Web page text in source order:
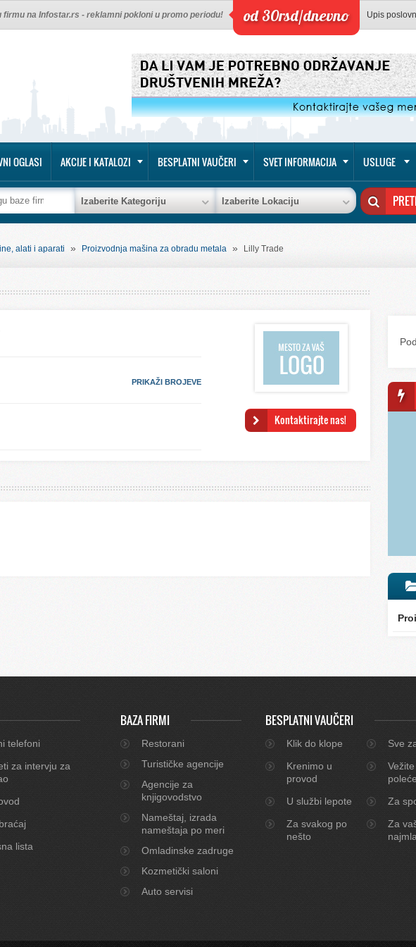
Upis
od 30rsd/dnevno
firmu na Infostar.rs - reklamni pokloni u promo periodu!
OGLASI AKCIJE I KATALOZI BESPLATNI VAUČERI SVET INFORMACIJA USLUGE
Izaberite Kategoriju Izaberite Lokaciju
alati i aparati » Proizvodnja mašina za obradu metala » Lilly Trade
Kontaktirajte nas!
PRIKAŽI BROJEVE
telefoni
za intervju za
lista
BAZA FIRMI
Restorani
Turističke agencije
Agencije za
knjigovodstvo
Nameštaj, izrada
nameštaja po meri
Omladinske zadruge
Kozmetički saloni
Auto servisi
BESPLATNI VAUČERI
Klik do klope
Sve
Krenimo u
provod
Vežite
U službi lepote
Za
Za svakog po
nešto
Za